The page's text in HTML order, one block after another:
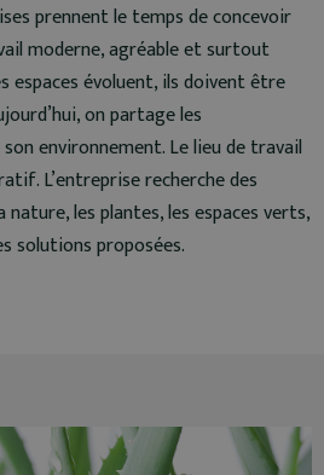
prennent le temps de concevoir
moderne, agréable et surtout
espaces évoluent, ils doivent être
on partage les
environnement. Le lieu de travail
L’entreprise recherche des
les plantes, les espaces verts,
solutions proposées.